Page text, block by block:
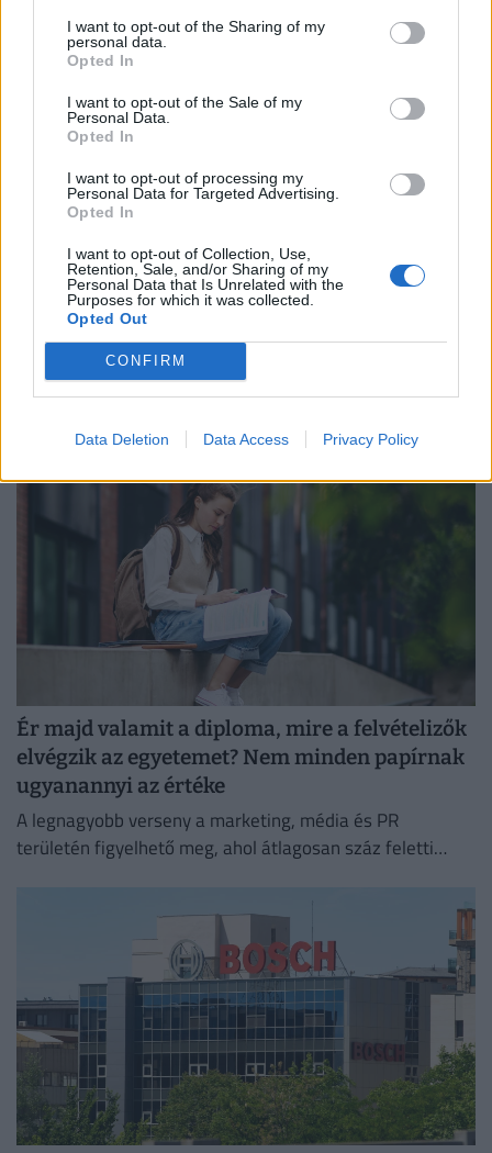
I want to opt-out of the Sharing of my
personal data.
Opted In
I want to opt-out of the Sale of my
Personal Data.
Opted In
I want to opt-out of processing my
Personal Data for Targeted Advertising.
Opted In
I want to opt-out of Collection, Use,
Retention, Sale, and/or Sharing of my
Personal Data that Is Unrelated with the
Purposes for which it was collected.
Opted Out
CONFIRM
Data Deletion Data Access Privacy Policy
El vannak tévedve a mai diákok? Sokan már
csak így hajlandók dolgozni: elképesztő,
milyen elvárásaik vannak
A diákok által legfontosabbnak tartott készségek között
kritikus gondolkodás vezet.
Ér majd valamit a diploma, mire a felvételizők
elvégzik az egyetemet? Nem minden papírnak
ugyanannyi az értéke
A legnagyobb verseny a marketing, média és PR
területén figyelhető meg, ahol átlagosan száz feletti